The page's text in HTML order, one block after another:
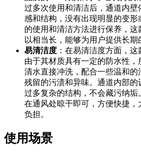
过多次使用和清洁后，通道内壁
感和结构，没有出现明显的变形
的使用和清洁方法进行保养，
以相当长，能够为用户提供长期
易清洁度 ：在易清洁度方面，这
由于其材质具有一定的防水性，
清水直接冲洗，配合一些温和的
残留的污渍和异味。通道内部
过多复杂的结构，不会藏污纳
在通风处晾干即可，方便快捷
负担。
使用场景